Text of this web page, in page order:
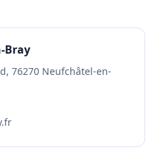
Bray
76270 Neufchâtel-en-